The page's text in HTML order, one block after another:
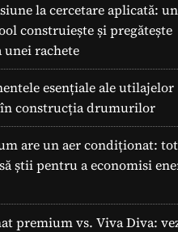
la cercetare aplicată:
construiește și pregătește
unei rachete
esențiale ale utilajelor
construcția drumurilor
are un aer condiționat:
știi pentru a economisi
premium vs. Viva Diva: